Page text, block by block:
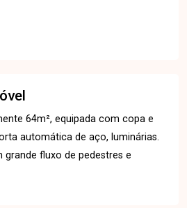
64m², equipada com copa e
automática de aço, luminárias.
fluxo de pedestres e